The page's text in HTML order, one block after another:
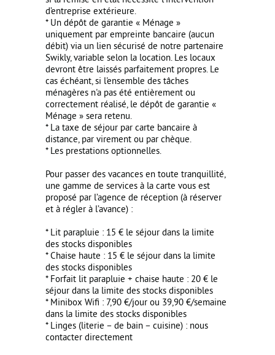
d’entreprise extérieure.
* Un dépôt de garantie « Ménage »
uniquement par empreinte bancaire (aucun
débit) via un lien sécurisé de notre partenaire
Swikly, variable selon la location. Les locaux
devront être laissés parfaitement propres. Le
cas échéant, si l'ensemble des tâches
ménagères n'a pas été entièrement ou
correctement réalisé, le dépôt de garantie «
Ménage » sera retenu.
* La taxe de séjour par carte bancaire à
distance, par virement ou par chèque.
* Les prestations optionnelles.
Pour passer des vacances en toute tranquillité,
une gamme de services à la carte vous est
proposé par l’agence de réception (à réserver
et à régler à l’avance) :
* Lit parapluie : 15 € le séjour dans la limite
des stocks disponibles
* Chaise haute : 15 € le séjour dans la limite
des stocks disponibles
* Forfait lit parapluie + chaise haute : 20 € le
séjour dans la limite des stocks disponibles
* Minibox Wifi : 7,90 €/jour ou 39,90 €/semaine
dans la limite des stocks disponibles
* Linges (literie – de bain – cuisine) : nous
contacter directement